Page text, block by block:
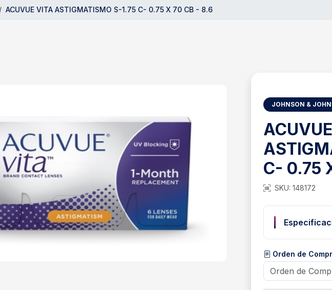
ACUVUE VITA ASTIGMATISMO S-1.75 C- 0.75 X 70 CB - 8.6
JOHNSON &
C- 0.75
SKU: 148172
Orden de